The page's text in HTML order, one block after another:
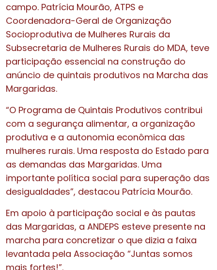
campo. Patrícia Mourão, ATPS e
Coordenadora-Geral de Organização
Socioprodutiva de Mulheres Rurais da
Subsecretaria de Mulheres Rurais do MDA, teve
participação essencial na construção do
anúncio de quintais produtivos na Marcha das
Margaridas.
“O Programa de Quintais Produtivos contribui
com a segurança alimentar, a organização
produtiva e a autonomia econômica das
mulheres rurais. Uma resposta do Estado para
as demandas das Margaridas. Uma
importante política social para superação das
desigualdades”, destacou Patrícia Mourão.
Em apoio à participação social e às pautas
das Margaridas, a ANDEPS esteve presente na
marcha para concretizar o que dizia a faixa
levantada pela Associação “Juntas somos
mais fortes!”.